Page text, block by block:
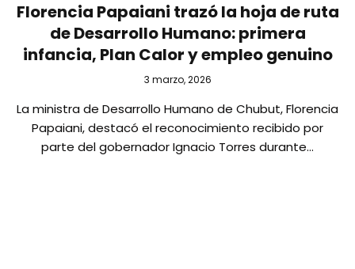
Florencia Papaiani trazó la hoja de ruta
de Desarrollo Humano: primera
infancia, Plan Calor y empleo genuino
3 marzo, 2026
La ministra de Desarrollo Humano de Chubut, Florencia
Papaiani, destacó el reconocimiento recibido por
parte del gobernador Ignacio Torres durante…